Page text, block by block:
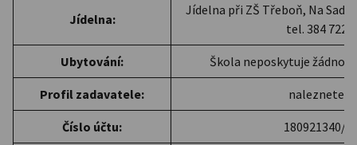
Jídelna:
Jídelna při ZŠ Třeboň, Na
tel. 384 722
Ubytování: Škola neposkytuje
Profil zadavatele: naleznete
Číslo účtu: 180921340/